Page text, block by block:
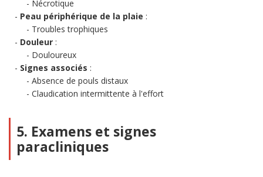
Nécrotique
Peau périphérique de la plaie :
Troubles trophiques
Douleur :
Douloureux
Signes associés :
Absence de pouls distaux
Claudication intermittente à l'effort
5. Examens et signes
paracliniques